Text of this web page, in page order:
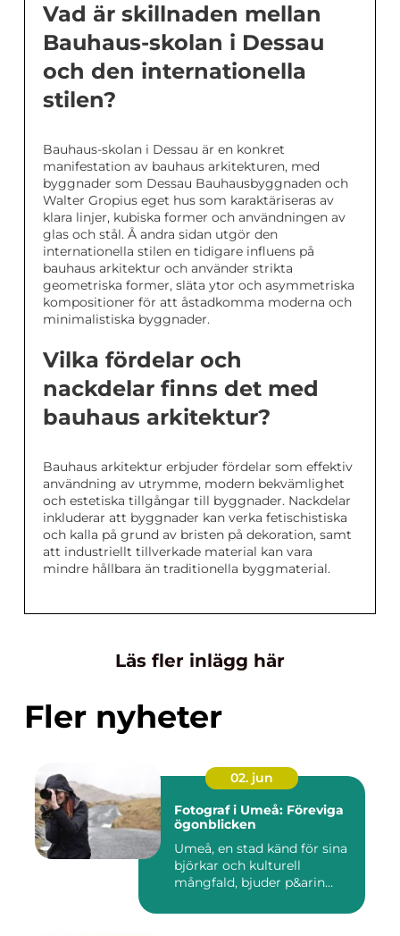
Vad är skillnaden mellan
Bauhaus-skolan i Dessau
och den internationella
stilen?
Bauhaus-skolan i Dessau är en konkret
manifestation av bauhaus arkitekturen, med
byggnader som Dessau Bauhausbyggnaden och
Walter Gropius eget hus som karaktäriseras av
klara linjer, kubiska former och användningen av
glas och stål. Å andra sidan utgör den
internationella stilen en tidigare influens på
bauhaus arkitektur och använder strikta
geometriska former, släta ytor och asymmetriska
kompositioner för att åstadkomma moderna och
minimalistiska byggnader.
Vilka fördelar och
nackdelar finns det med
bauhaus arkitektur?
Bauhaus arkitektur erbjuder fördelar som effektiv
användning av utrymme, modern bekvämlighet
och estetiska tillgångar till byggnader. Nackdelar
inkluderar att byggnader kan verka fetischistiska
och kalla på grund av bristen på dekoration, samt
att industriellt tillverkade material kan vara
mindre hållbara än traditionella byggmaterial.
Läs fler inlägg här
Fler nyheter
02. jun
Fotograf i Umeå: Föreviga
ögonblicken
Umeå, en stad känd för sina
björkar och kulturell
mångfald, bjuder p&arin...